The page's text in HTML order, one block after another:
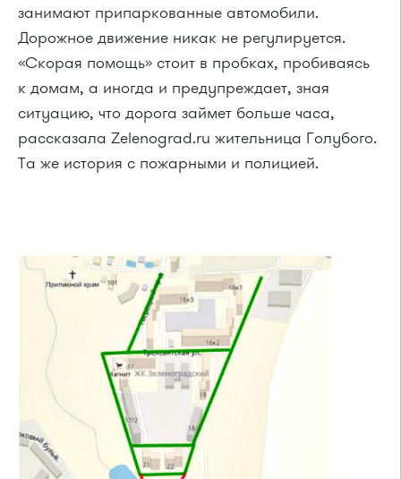
занимают припаркованные автомобили.
Дорожное движение никак не регулируется.
«Скорая помощь» стоит в пробках, пробиваясь
к домам, а иногда и предупреждает, зная
ситуацию, что дорога займет больше часа,
рассказала Zelenograd.ru жительница Голубого.
Та же история с пожарными и полицией.